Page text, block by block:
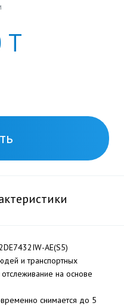
Т
AE(S5)
и транспортных
отслеживание на основе
снимается до 5